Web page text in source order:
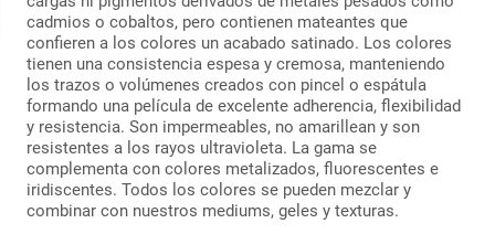
cadmios o cobaltos, pero contienen mateantes que
confieren a los colores un acabado satinado. Los colores
tienen una consistencia espesa y cremosa, manteniendo
los trazos o volúmenes creados con pincel o espátula
formando una película de excelente adherencia, flexibilidad
y resistencia. Son impermeables, no amarillean y son
resistentes a los rayos ultravioleta. La gama se
complementa con colores metalizados, fluorescentes e
iridiscentes. Todos los colores se pueden mezclar y
combinar con nuestros mediums, geles y texturas.